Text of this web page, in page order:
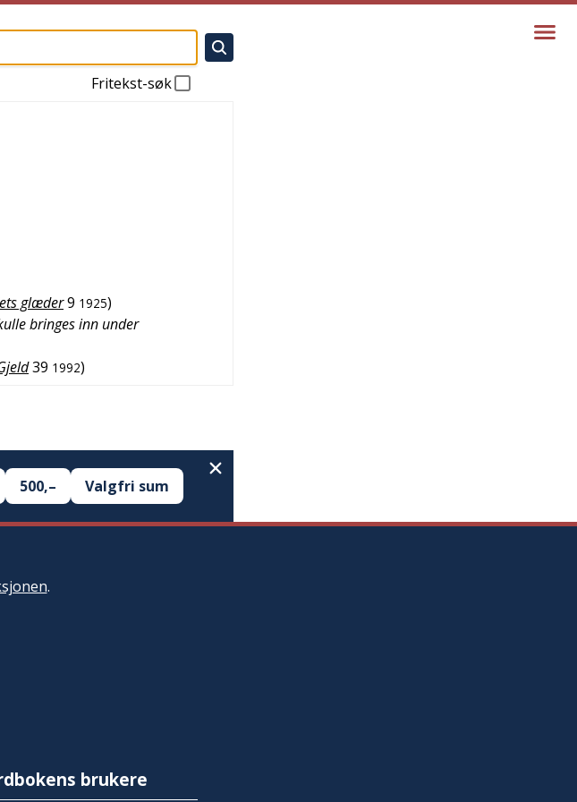
Fritekst-søk
glæder9 1925)
bringes inn under
39 1992)
500,– Valgfri sum
.
brukere